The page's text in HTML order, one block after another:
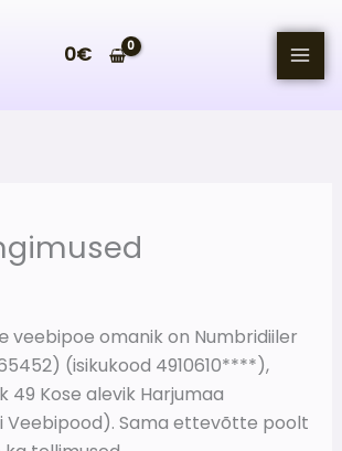
0€
veebipoe omanik on Numbridiiler
(isikukood 4910610****),
49 Kose alevik Harjumaa
Veebipood). Sama ettevõtte poolt